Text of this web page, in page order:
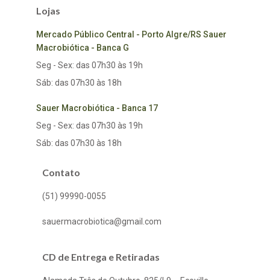
Lojas
Mercado Público Central - Porto Algre/RS Sauer
Macrobiótica - Banca G
Seg - Sex: das 07h30 às 19h
Sáb: das 07h30 às 18h
Sauer Macrobiótica - Banca 17
Seg - Sex: das 07h30 às 19h
Sáb: das 07h30 às 18h
Contato
(51) 99990-0055
sauermacrobiotica@gmail.com
CD de Entrega e Retiradas